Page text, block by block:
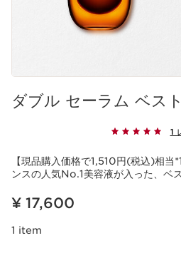
ダブル セーラム ベス
1
【現品購入価格で1,510円(税込)相当
ンスの人気No.1美容液が入った、ベ
現在表示中の製品の価格 ¥ 17,600
¥ 17,600
1 item